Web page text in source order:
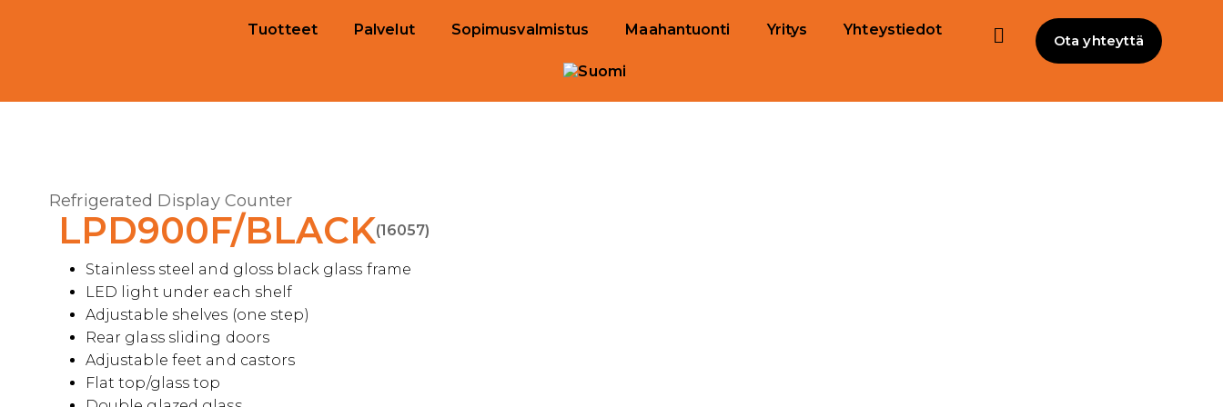
Tuotteet Palvelut Sopimusvalmistus Maahantuonti Yritys Yhteystiedot
Ota yhteyttä
Refrigerated Display Counter
LPD900F/BLACK(16057)
Stainless steel and gloss black glass frame
LED light under each shelf
Adjustable shelves (one step)
Rear glass sliding doors
Adjustable feet and castors
Flat top/glass top